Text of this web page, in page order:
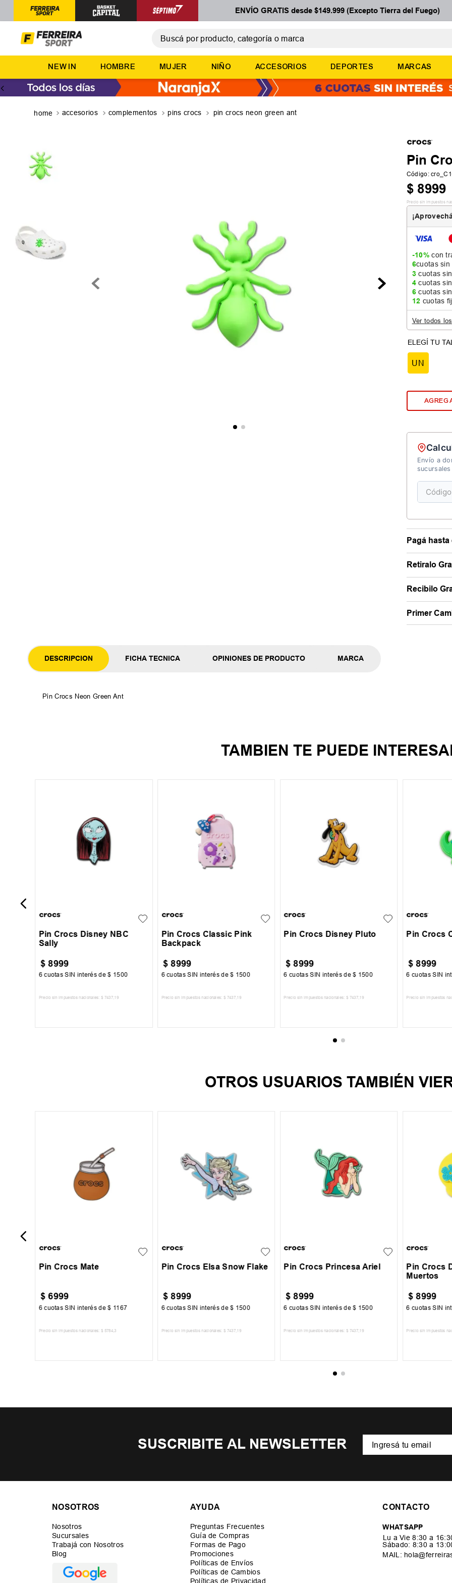
ENVÍO GRATIS desde $149.999 (Excepto Tierra del Fuego)
TÉRMINOS MÁS BUSCADOS
2
zapatillas
3.
basquet
NEW IN HOMBRE MUJER NIÑO ACCESORIOS DEPORTES MARCAS
accesorios complementos pins crocs pin crocs neon green ant
Pin
Código:
$ 8999
Precio sin impuestos
-10%con
6cuotas
3cuotas
4cuotas
6cuotas
12 cuotas
Ver todos
UN
Envío a
sucursales
Pagá
Retiralo
Recibilo
Primer
DESCRIPCION FICHA TECNICA OPINIONES DE PRODUCTO MARCA
Pin Crocs Neon Green Ant
TAMBIEN TE PUEDE
Pin Crocs Disney NBC
Sally
$ 8999
6 cuotas SIN interés de$ 1500
Precio sin impuestos nacionales: $ 7437 19
Pin Crocs Classic Pink
Backpack
$ 8999
6 cuotas SIN interés de$ 1500
Precio sin impuestos nacionales: $ 7437 19
Pin Crocs Disney Pluto
$ 8999
6 cuotas SIN interés de$ 1500
Precio sin impuestos nacionales: $ 7437 19
Pin Crocs
$ 8999
6 cuotas SIN
Precio sin impuestos
OTROS USUARIOS TAMBIÉN
Pin Crocs Mate
$ 6999
6 cuotas SIN interés de$ 1167
Precio sin impuestos nacionales: $ 5784 ,3
Pin Crocs Elsa Snow Flake
$ 8999
6 cuotas SIN interés de$ 1500
Precio sin impuestos nacionales: $ 7437 19
Pin Crocs Princesa Ariel
$ 8999
6 cuotas SIN interés de$ 1500
Precio sin impuestos nacionales: $ 7437 19
Pin Crocs
Muertos
$ 8999
6 cuotas SIN
Precio sin impuestos
SUSCRIBITE AL NEWSLETTER
NOSOTROS
Nosotros
Sucursales
Trabajá con Nosotros
Blog
AYUDA
Preguntas Frecuentes
Guía de Compras
Formas de Pago
Promociones
Políticas de Envíos
Políticas de Cambios
Políticas de Privacidad
CONTACTO
WHATSAPP
Lu a Vie 8:30 a
Sábado: 8:30 a
MAIL: